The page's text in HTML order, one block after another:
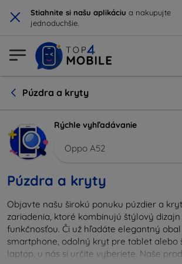
× Stiahnite si našu aplikáciu a nakupujte
jednoduchšie.
Púzdra a kryty
Rýchle vyhľadávanie
Oppo A52
Púzdra a kryty
Objavte našu širokú ponuku púzdier a
zariadenia, ktoré kombinujú štýlový
funkčnosťou. Či už hľadáte elegantný
smartphone, odolný kryt pre tablet alebo
laptop, u nás si určite vyberiete. Naše